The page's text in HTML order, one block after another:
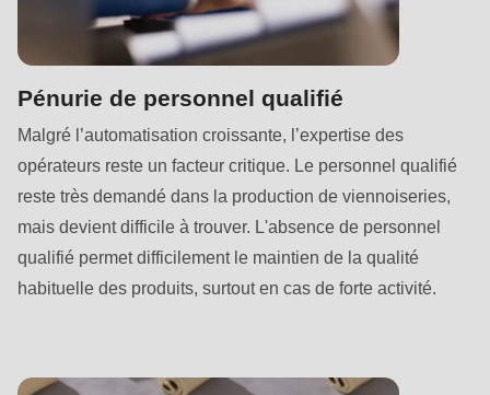
Deprecated
function
mb_substr():
Passing
null
to
parameter
#1
($string)
of
Pénurie de personnel qualifié
Malgré l’automatisation croissante, l’expertise des
opérateurs reste un facteur critique. Le personnel qualifié
reste très demandé dans la production de viennoiseries,
mais devient difficile à trouver. L'absence de personnel
qualifié permet difficilement le maintien de la qualité
habituelle des produits, surtout en cas de forte activité.